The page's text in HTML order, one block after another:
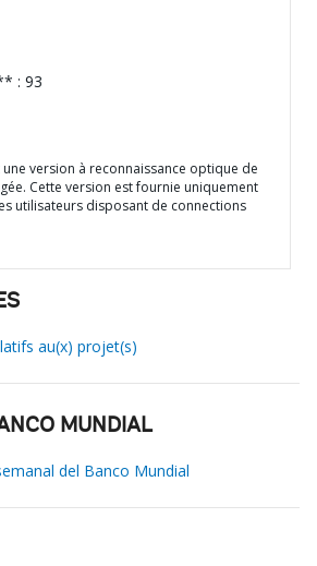
: 93
version à reconnaissance optique de
Cette version est fournie uniquement
utilisateurs disposant de connections
au(x) projet(s)
MUNDIAL
del Banco Mundial